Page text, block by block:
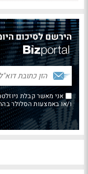
הירשם לסיכום
אני מאשר קבלת
ו/או באמצעות הסלולר בהתאם